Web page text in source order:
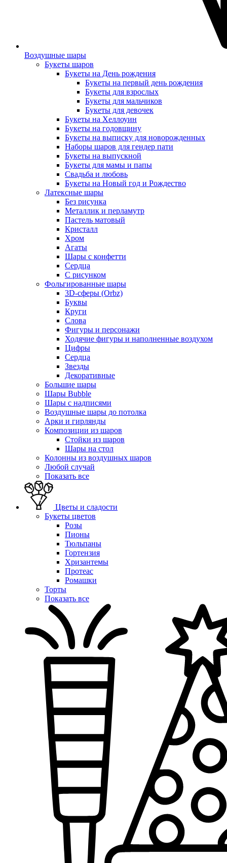
Воздушные шары
Букеты шаров
Букеты на День рождения
Букеты на первый день рождения
Букеты для взрослых
Букеты для мальчиков
Букеты для девочек
Букеты на Хеллоуин
Букеты на годовщину
Букеты на выписку для новорожденных
Наборы шаров для гендер пати
Букеты на выпускной
Букеты для мамы и папы
Свадьба и любовь
Букеты на Новый год и Рождество
Латексные шары
Без рисунка
Металлик и перламутр
Пастель матовый
Кристалл
Хром
Агаты
Шары с конфетти
Сердца
С рисунком
Фольгированные шары
3D-сферы (Orbz)
Буквы
Круги
Слова
Фигуры и персонажи
Ходячие фигуры и наполненные воздухом
Цифры
Сердца
Звезды
Декоративные
Большие шары
Шары Bubble
Шары с надписями
Воздушные шары до потолка
Арки и гирлянды
Композиции из шаров
Стойки из шаров
Шары на стол
Колонны из воздушных шаров
Любой случай
Показать все
Цветы и сладости
Букеты цветов
Розы
Пионы
Тюльпаны
Гортензия
Хризантемы
Протеас
Ромашки
Торты
Показать все